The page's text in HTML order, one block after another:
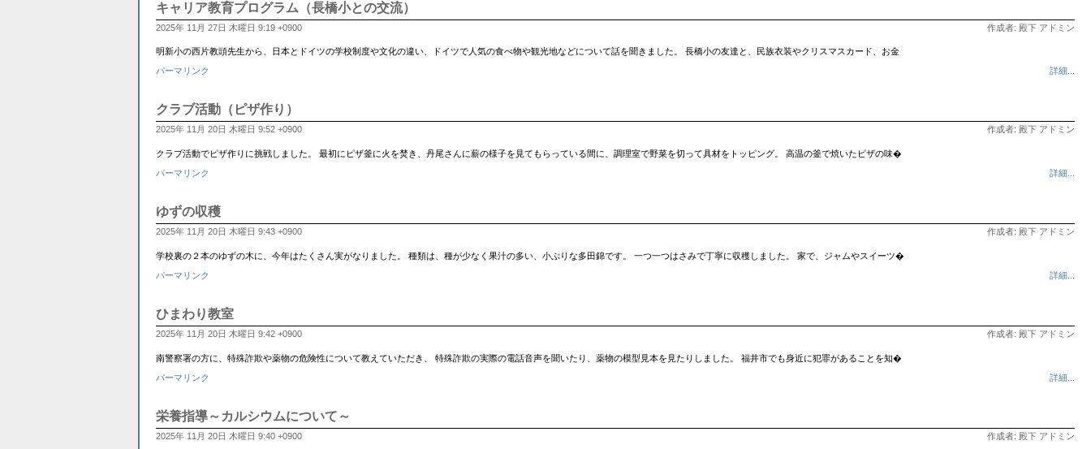
キャリア教育プログラム（長橋小との交流）
2025年 11月 27日 木曜日 9:19 +0900 作成者: 殿下 アドミン
明新小の西片教頭先生から、日本とドイツの学校制度や文化の違い、ドイツで人気の食べ物や観光地などについて話を聞きました。 長橋小の友達と、民族衣装やクリスマスカード、お金
パーマリンク
詳細...
クラブ活動（ピザ作り）
2025年 11月 20日 木曜日 9:52 +0900 作成者: 殿下 アドミン
クラブ活動でピザ作りに挑戦しました。 最初にピザ釜に火を焚き、丹尾さんに薪の様子を見てもらっている間に、調理室で野菜を切って具材をトッピング。 高温の釜で焼いたピザの味�
パーマリンク
詳細...
ゆずの収穫
2025年 11月 20日 木曜日 9:43 +0900 作成者: 殿下 アドミン
学校裏の２本のゆずの木に、今年はたくさん実がなりました。 種類は、種が少なく果汁の多い、小ぶりな多田錦です。 一つ一つはさみで丁寧に収穫しました。 家で、ジャムやスイーツ�
パーマリンク
詳細...
ひまわり教室
2025年 11月 20日 木曜日 9:42 +0900 作成者: 殿下 アドミン
南警察署の方に、特殊詐欺や薬物の危険性について教えていただき、 特殊詐欺の実際の電話音声を聞いたり、薬物の模型見本を見たりしました。 福井市でも身近に犯罪があることを知�
パーマリンク
詳細...
栄養指導～カルシウムについて～
2025年 11月 20日 木曜日 9:40 +0900 作成者: 殿下 アドミン